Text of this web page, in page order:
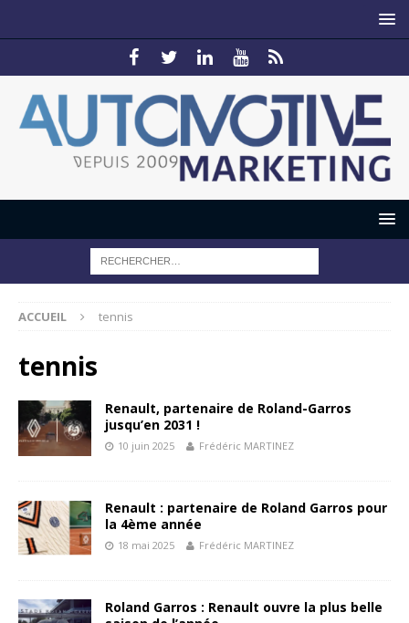
ACCUEIL tennis
tennis
Renault, partenaire de Roland-Garros
jusqu’en 2031 !
10 juin 2025 Frédéric MARTINEZ
Renault : partenaire de Roland Garros pour
la 4ème année
18 mai 2025 Frédéric MARTINEZ
Roland Garros : Renault ouvre la plus belle